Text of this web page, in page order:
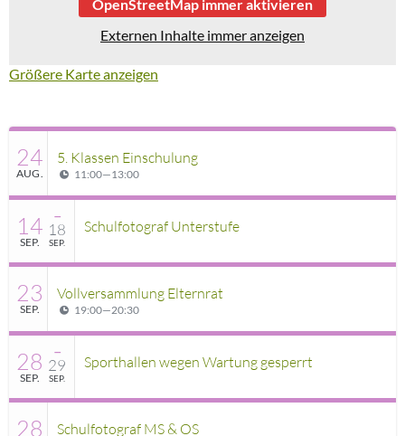
OpenStreetMap immer aktivieren
Externen Inhalte immer anzeigen
Größere Karte anzeigen
24
AUG.
5. Klassen Einschulung
11:00—13:00
14
SEP.
–
18
SEP.
Schulfotograf Unterstufe
23
SEP.
Vollversammlung Elternrat
19:00—20:30
28
SEP.
–
29
SEP.
Sporthallen wegen Wartung gesperrt
28 Schulfotograf MS & OS